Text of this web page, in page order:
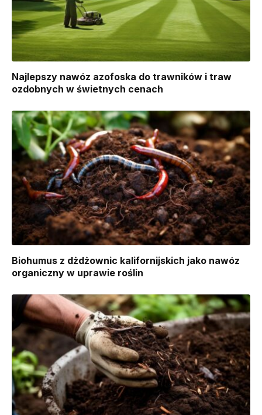
Najlepszy nawóz azofoska do trawników i traw
ozdobnych w świetnych cenach
Biohumus z dżdżownic kalifornijskich jako nawóz
organiczny w uprawie roślin